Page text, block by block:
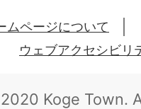
ムページについて
ウェブアクセシビリ
Koge Town.